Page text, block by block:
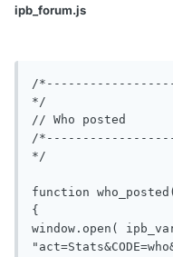
ipb_forum.js
/
*/
// Who posted
/
*/
function
{
window.open(